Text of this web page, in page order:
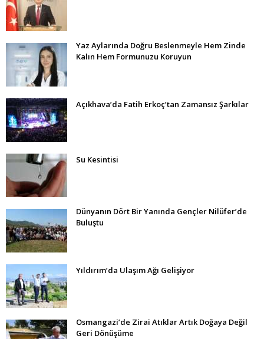
Yaz Aylarında Doğru Beslenmeyle Hem Zinde
Kalın Hem Formunuzu Koruyun
Açıkhava’da Fatih Erkoç’tan Zamansız Şarkılar
Su Kesintisi
Dünyanın Dört Bir Yanında Gençler Nilüfer’de
Buluştu
Yıldırım’da Ulaşım Ağı Gelişiyor
Osmangazi’de Zirai Atıklar Artık Doğaya Değil
Geri Dönüşüme